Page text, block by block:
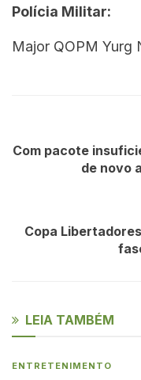
Polícia Militar:
Major QOPM Yurg
Com pacote
de novo
Copa
LEIA TAMBÉM
ENTRETENIMENTO